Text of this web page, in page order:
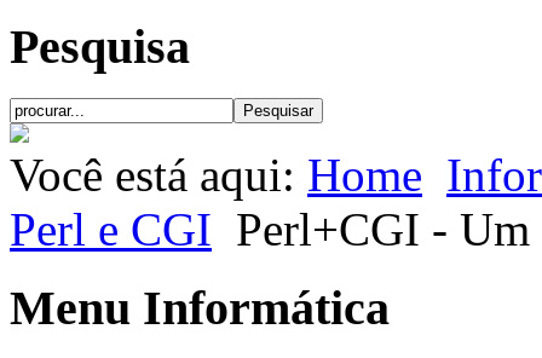
Pesquisa
Você está aqui: Home
Perl e CGI Perl+CGI - Um
Menu Informática